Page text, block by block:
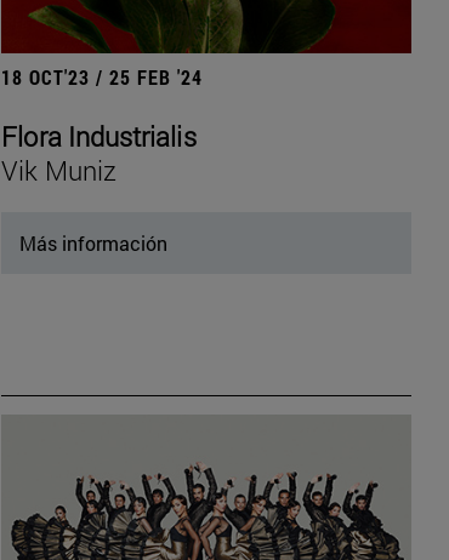
18 OCT'23 / 25 FEB '24
Flora Industrialis
Vik Muniz
Más información